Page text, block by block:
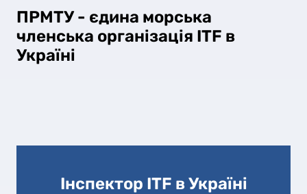
ПРМТУ - єдина морська
членська організація ITF в
Україні
Інспектор ITF в Україні